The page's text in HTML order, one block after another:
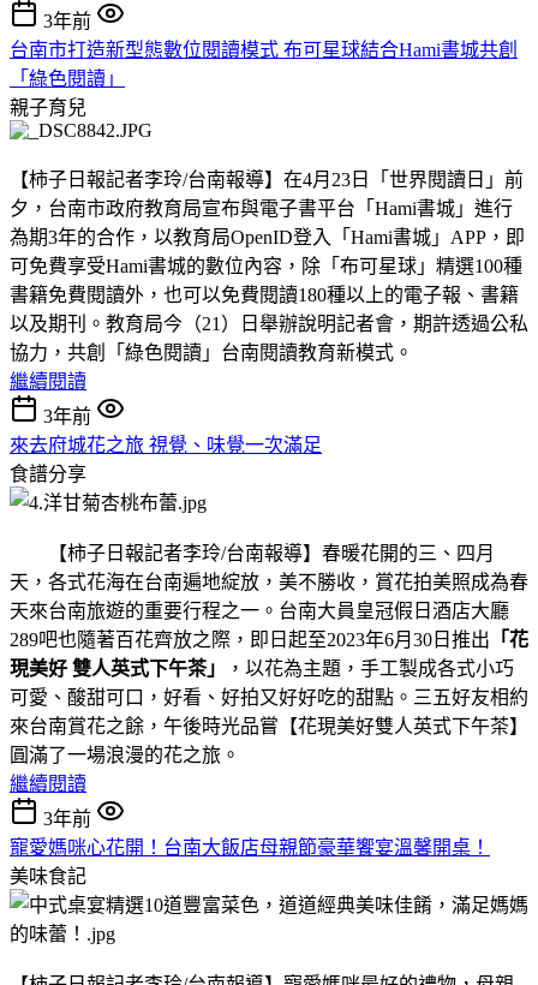
3年前
台南市打造新型態數位閱讀模式 布可星球結合Hami書城共創
「綠色閱讀」
親子育兒
【柿子日報記者李玲/台南報導】在4月23日「世界閱讀日」前
夕，台南市政府教育局宣布與電子書平台「Hami書城」進行
為期3年的合作，以教育局OpenID登入「Hami書城」APP，即
可免費享受Hami書城的數位內容，除「布可星球」精選100種
書籍免費閱讀外，也可以免費閱讀180種以上的電子報、書籍
以及期刊。教育局今（21）日舉辦說明記者會，期許透過公私
協力，共創「綠色閱讀」台南閱讀教育新模式。
繼續閱讀
3年前
來去府城花之旅 視覺、味覺一次滿足
食譜分享
【柿子日報記者李玲/台南報導】春暖花開的三、四月
天，各式花海在台南遍地綻放，美不勝收，賞花拍美照成為春
天來台南旅遊的重要行程之一。台南大員皇冠假日酒店大廳
289吧也隨著百花齊放之際，即日起至2023年6月30日推出 「花
現美好 雙人英式下午茶」
，以花為主題，手工製成各式小巧
可愛、酸甜可口，好看、好拍又好好吃的甜點。三五好友相約
來台南賞花之餘，午後時光品嘗【花現美好雙人英式下午茶】
圓滿了一場浪漫的花之旅。
繼續閱讀
3年前
寵愛媽咪心花開！台南大飯店母親節豪華饗宴溫馨開桌！
美味食記